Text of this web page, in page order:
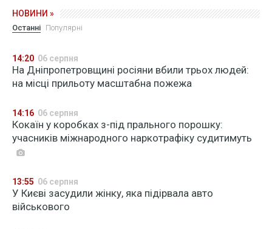
НОВИНИ »
Останні Популярні
14:20 06 серпня
На Дніпропетровщині росіяни вбили трьох людей:
на місці прильоту масштабна пожежа
14:16 06 серпня
Кокаїн у коробках з-під прального порошку:
учасників міжнародного наркотрафіку судитимуть
13:55 06 серпня
У Києві засудили жінку, яка підірвала авто
військового